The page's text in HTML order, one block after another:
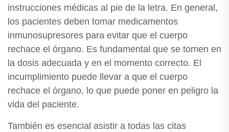
instrucciones médicas al pie de la letra. En general,
los pacientes deben tomar medicamentos
inmunosupresores para evitar que el cuerpo
rechace el órgano. Es fundamental que se tomen en
la dosis adecuada y en el momento correcto. El
incumplimiento puede llevar a que el cuerpo
rechace el órgano, lo que puede poner en peligro la
vida del paciente.
También es esencial asistir a todas las citas